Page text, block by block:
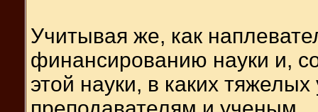
Учитывая же, как
финансированию науки и,
этой науки, в каких